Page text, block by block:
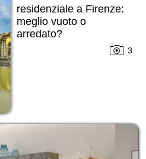
residenziale a Firenze:
meglio vuoto o
arredato?
3